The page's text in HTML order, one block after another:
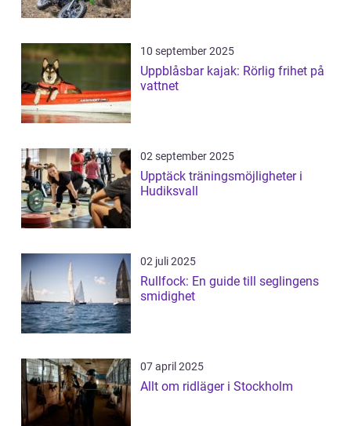
10 september 2025
Uppblåsbar kajak: Rörlig frihet på
vattnet
02 september 2025
Upptäck träningsmöjligheter i
Hudiksvall
02 juli 2025
Rullfock: En guide till seglingens
smidighet
07 april 2025
Allt om ridläger i Stockholm